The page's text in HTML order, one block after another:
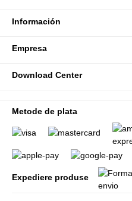
Información
Empresa
Download Center
Metode de plata
Expediere produse